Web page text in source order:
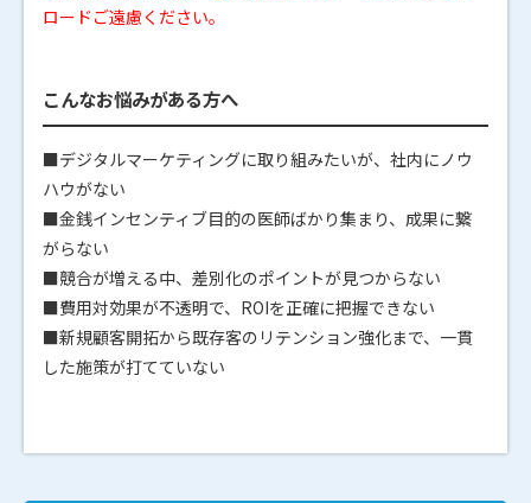
ロードご遠慮ください。
こんなお悩みがある方へ
■デジタルマーケティングに取り組みたいが、社内にノウ
ハウがない
■金銭インセンティブ目的の医師ばかり集まり、成果に繋
がらない
■競合が増える中、差別化のポイントが見つからない
■費用対効果が不透明で、ROIを正確に把握できない
■新規顧客開拓から既存客のリテンション強化まで、一貫
した施策が打てていない